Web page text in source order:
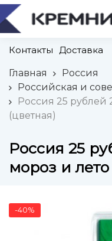
Контакты Доставка
Главная
Россия
Российская и
Россия 25 рублей
(цветная)
Россия 25
мороз и
-40%